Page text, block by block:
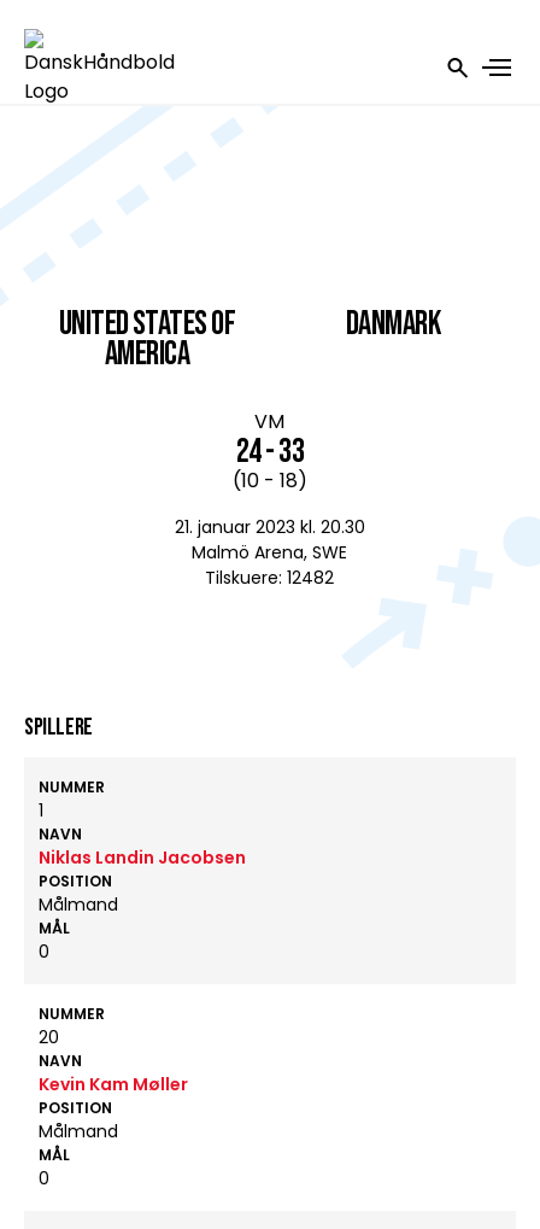
United States of
America
VM
24 - 33
(10 - 18)
21. januar 2023 kl. 20.30
Malmö Arena, SWE
Tilskuere: 12482
DANMARK
Spillere
NUMMER
1
NAVN
Niklas Landin Jacobsen
POSITION
Målmand
MÅL
0
NUMMER
20
NAVN
Kevin Kam Møller
POSITION
Målmand
MÅL
0